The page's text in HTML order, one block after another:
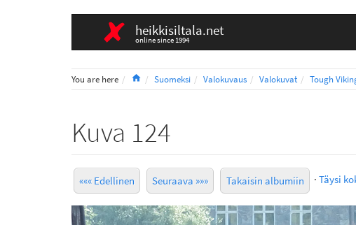
heikkisiltala.net
online since 1994
You are here HomeSuomeksi Valokuvaus Valokuvat Tough
Kuva 124
««« Edellinen Seuraava »»» Takaisin albumiin · Täysi